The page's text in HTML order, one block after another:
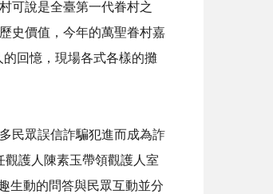
說是全臺第一代眷村之
史價值，今年的萬聖眷村嘉
回憶，現場各式各樣的攤
眾誤信詐騙犯進而成為詐
護人陳素玉帶領觀護人室
生動的問答與民眾互動並分